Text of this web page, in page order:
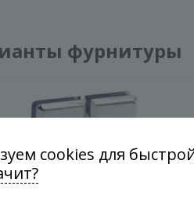
фурнитуры
cookies для